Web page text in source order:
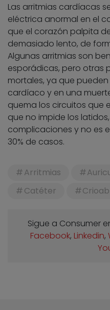
Las arritmias cardíacas
eléctrica anormal en el
que el corazón palpita
demasiado lento, de
Algunas arritmias son
esporádicas, pero otras
mortales, ya que
cardíaco y en una
quema los circuitos que
que no impide los
complicaciones y no es
30% de casos.
Arritmias
Catéter
Sigue a Consumer
Facebook, Linkedin,